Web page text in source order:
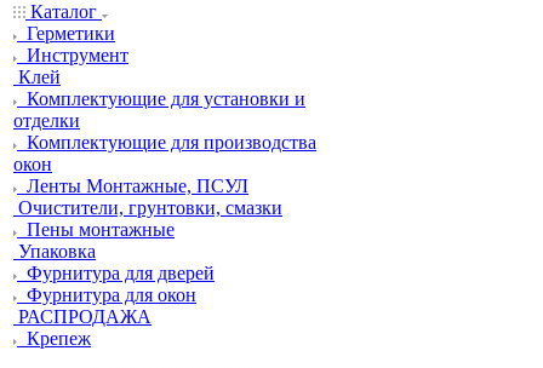
Каталог
Герметики
Инструмент
Клей
Комплектующие для установки и
отделки
Комплектующие для производства
окон
Ленты Монтажные, ПСУЛ
Очистители, грунтовки, смазки
Пены монтажные
Упаковка
Фурнитура для дверей
Фурнитура для окон
РАСПРОДАЖА
Крепеж